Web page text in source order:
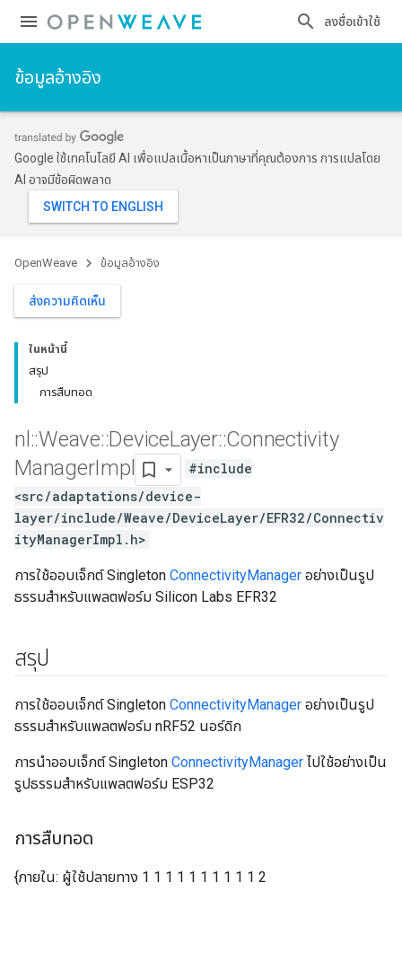
ลงชื่อเข้าใช้
ข้อมูลอ้างอิง
Google ใช้เทคโนโลยี AI เพื่อแปลเนื้อหาเป็นภาษาที่คุณต้องการ การแปลโดย
AI อาจมีข้อผิดพลาด
OpenWeave ข้อมูลอ้างอิง
ส่งความคิดเห็น
ในหน้านี้
สรุป
การสืบทอด
nl ::Weave::DeviceLayer::Connectivity
ManagerImpl
#include
<src/adaptations/device-
layer/include/Weave/DeviceLayer/EFR32/Connectiv
ityManagerImpl.h>
การใช้ออบเจ็กต์ Singleton ConnectivityManager อย่างเป็นรูป
ธรรมสำหรับแพลตฟอร์ม Silicon Labs EFR32
สรุป
การใช้ออบเจ็กต์ Singleton ConnectivityManager อย่างเป็นรูป
ธรรมสำหรับแพลตฟอร์ม nRF52 นอร์ดิก
การนำออบเจ็กต์ Singleton ConnectivityManager ไปใช้อย่างเป็น
รูปธรรมสำหรับแพลตฟอร์ม ESP32
การสืบทอด
{ภายใน: ผู้ใช้ปลายทาง 1 1 1 1 1 1 1 1 1 1 2